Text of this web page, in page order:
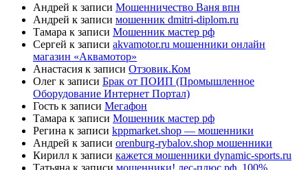
Андрей к записи Мошенничество Ваня впн
Андрей к записи мошенник dmitri-diplom.ru
Тамара к записи Мошенник мастер рф
Сергей к записи akvamotor.ru мошенники онлайн
магазин «Аквамотор»
Анастасия к записи Отзовик.Ком
Олег к записи Брак от ПОИП (Промышленное
Оборудование Интернет Портал)
Гость к записи Мегафон
Тамара к записи Мошенник мастер рф
Регина к записи kppmarket.shop — мошенники
Андрей к записи orenburg-rybalov.shop мошенники
Кирилл к записи кажется мошенники dynamic-sports.ru
Татьяна к записи мошенники! лес-плюс.рф, 100%